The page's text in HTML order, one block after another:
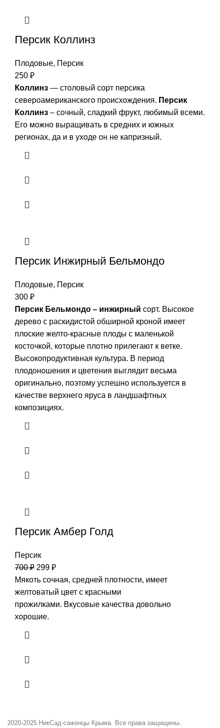
Персик Коллинз
Плодовые, Персик
250 ₽
Коллинз — столовый сорт персика
североамериканского происхождения. Персик
Коллинз – сочный, сладкий фрукт, любимый всеми.
Его можно выращивать в средних и южных
регионах, да и в уходе он не капризный.
Персик Инжирный Бельмондо
Плодовые, Персик
300 ₽
Персик Бельмондо – инжирный сорт. Высокое
дерево с раскидистой обширной кроной имеет
плоские желто-красные плоды с маленькой
косточкой, которые плотно прилегают к ветке.
Высокопродуктивная культура. В период
плодоношения и цветения выглядит весьма
оригинально, поэтому успешно используется в
качестве верхнего яруса в ландшафтных
композициях.
Персик Амбер Голд
Персик
700₽ 299 ₽
Мякоть сочная, средней плотности, имеет
желтоватый цвет с красными
прожилками. Вкусовые качества довольно
хорошие.
2020-2025 НикСад-саженцы Крыма. Все права защищены.